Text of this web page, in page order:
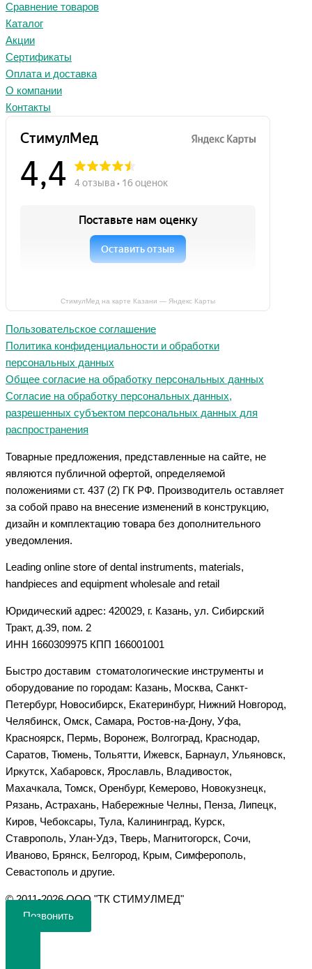
Сравнение товаров
Каталог
Акции
Сертификаты
Оплата и доставка
О компании
Контакты
СтимулМед на карте Казани — Яндекс Карты
Пользовательское соглашение
Политика конфиденциальности и обработки
персональных данных
Общее согласие на обработку персональных данных
Согласие на обработку персональных данных,
разрешенных субъектом персональных данных для
распространения
Товарные предложения, представленные на сайте, не
являются публичной офертой, определяемой
положениями ст. 437 (2) ГК РФ. Производитель оставляет
за собой право на внесение изменений в конструкцию,
дизайн и комплектацию товара без дополнительного
уведомления.
Leading online store of dental instruments, materials,
handpieces and equipment wholesale and retail
Юридический адрес: 420029, г. Казань, ул. Сибирский
Тракт, д.39, пом. 2
ИНН 1660309975 КПП 166001001
Быстро доставим стоматологические инструменты и
оборудование по городам: Казань, Москва, Санкт-
Петербург, Новосибирск, Екатеринбург, Нижний Новгород,
Челябинск, Омск, Самара, Ростов-на-Дону, Уфа,
Красноярск, Пермь, Воронеж, Волгоград, Краснодар,
Саратов, Тюмень, Тольятти, Ижевск, Барнаул, Ульяновск,
Иркутск, Хабаровск, Ярославль, Владивосток,
Махачкала, Томск, Оренбург, Кемерово, Новокузнецк,
Рязань, Астрахань, Набережные Челны, Пенза, Липецк,
Киров, Чебоксары, Тула, Калининград, Курск,
Ставрополь, Улан-Удэ, Тверь, Магнитогорск, Сочи,
Иваново, Брянск, Белгород, Крым, Симферополь,
Севастополь и другие.
©️ 2011-2026 ООО "ТК СТИМУЛМЕД"
Позвонить